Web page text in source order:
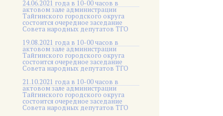
24.06.2021 года в 10-00 часов в
актовом зале администрации
Тайгинского городского округа
состоится очередное заседание
Совета народных депутатов ТГО
19.08.2021 года в 10-00 часов в
актовом зале администрации
Тайгинского городского округа
состоится очередное заседание
Совета народных депутатов ТГО
21.10.2021 года в 10-00 часов в
актовом зале администрации
Тайгинского городского округа
состоится очередное заседание
Совета народных депутатов ТГО